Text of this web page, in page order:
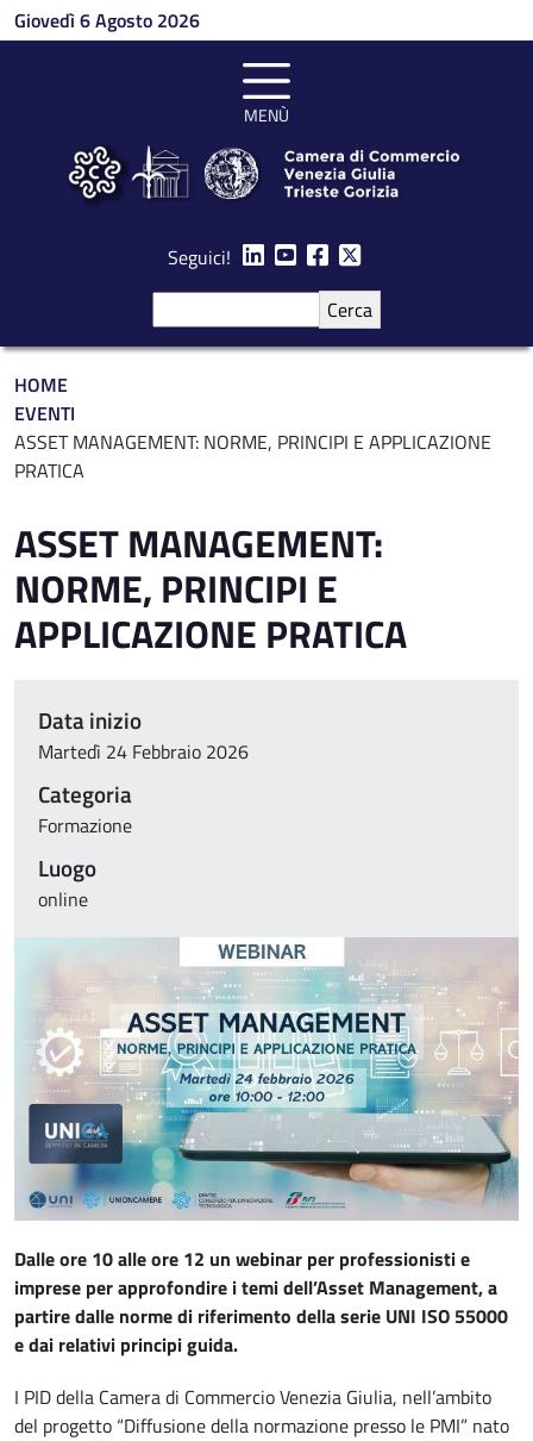
Salta al contenuto principale
Giovedì 6 Agosto 2026
MENÙ
Seguici!
Briciole di pane
HOME
EVENTI
ASSET MANAGEMENT: NORME, PRINCIPI E APPLICAZIONE
PRATICA
ASSET MANAGEMENT:
NORME, PRINCIPI E
APPLICAZIONE PRATICA
Dalle ore 10 alle ore 12 un webinar per professionisti e
imprese per approfondire i temi dell’Asset Management, a
partire dalle norme di riferimento della serie UNI ISO 55000
e dai relativi principi guida.
I PID della Camera di Commercio Venezia Giulia, nell’ambito
del progetto “Diffusione della normazione presso le PMI” nato
Data inizio
Martedì 24 Febbraio 2026
Categoria
Formazione
Luogo
online